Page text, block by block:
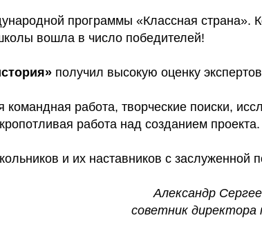
программы «Классная страна».
вошла в число победителей!
получил высокую оценку
работа, творческие поиски,
работа над созданием проекта.
и их наставников с заслуженной
Александр
советник директора